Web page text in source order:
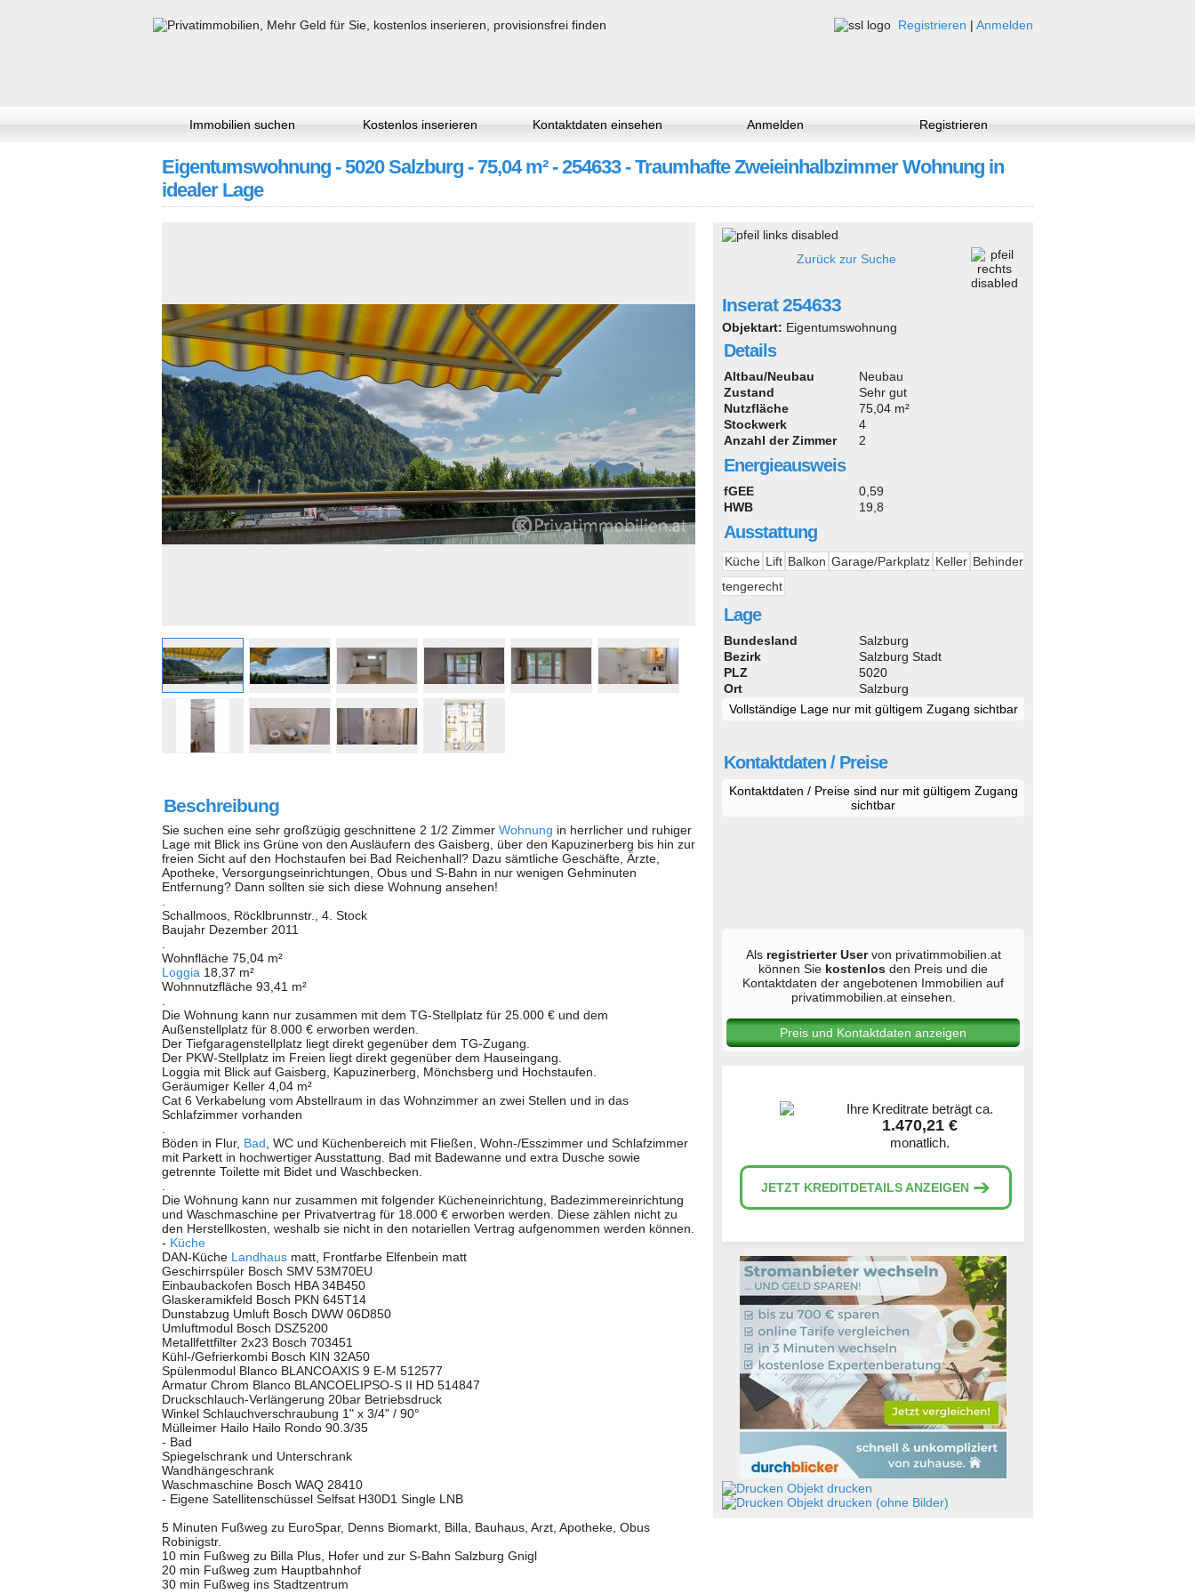
Registrieren | Anmelden
Immobilien suchen Kostenlos inserieren Kontaktdaten einsehen Anmelden Registrieren
Eigentumswohnung - 5020 Salzburg - 75,04 m² - 254633 - Traumhafte Zweieinhalbzimmer Wohnung in
idealer Lage
Beschreibung
Sie suchen eine sehr großzügig geschnittene 2 1/2 Zimmer Wohnung in herrlicher und ruhiger
Lage mit Blick ins Grüne von den Ausläufern des Gaisberg, über den Kapuzinerberg bis hin zur
freien Sicht auf den Hochstaufen bei Bad Reichenhall? Dazu sämtliche Geschäfte, Ärzte,
Apotheke, Versorgungseinrichtungen, Obus und S-Bahn in nur wenigen Gehminuten
Entfernung? Dann sollten sie sich diese Wohnung ansehen!
Schallmoos, Röcklbrunnstr., 4. Stock
Baujahr Dezember 2011
Wohnfläche 75,04 m²
Loggia 18,37 m²
Wohnnutzfläche 93,41 m²
Die Wohnung kann nur zusammen mit dem TG-Stellplatz für 25.000 € und dem
Außenstellplatz für 8.000 € erworben werden.
Der Tiefgaragenstellplatz liegt direkt gegenüber dem TG-Zugang.
Der PKW-Stellplatz im Freien liegt direkt gegenüber dem Hauseingang.
Loggia mit Blick auf Gaisberg, Kapuzinerberg, Mönchsberg und Hochstaufen.
Geräumiger Keller 4,04 m²
Cat 6 Verkabelung vom Abstellraum in das Wohnzimmer an zwei Stellen und in das
Schlafzimmer vorhanden
Böden in Flur, Bad , WC und Küchenbereich mit Fließen, Wohn-/Esszimmer und Schlafzimmer
mit Parkett in hochwertiger Ausstattung. Bad mit Badewanne und extra Dusche sowie
getrennte Toilette mit Bidet und Waschbecken.
Die Wohnung kann nur zusammen mit folgender Kücheneinrichtung, Badezimmereinrichtung
und Waschmaschine per Privatvertrag für 18.000 € erworben werden. Diese zählen nicht zu
den Herstellkosten, weshalb sie nicht in den notariellen Vertrag aufgenommen werden können.
- Küche
DAN-Küche Landhaus matt, Frontfarbe Elfenbein matt
Geschirrspüler Bosch SMV 53M70EU
Einbaubackofen Bosch HBA 34B450
Glaskeramikfeld Bosch PKN 645T14
Dunstabzug Umluft Bosch DWW 06D850
Umluftmodul Bosch DSZ5200
Metallfettfilter 2x23 Bosch 703451
Kühl-/Gefrierkombi Bosch KIN 32A50
Spülenmodul Blanco BLANCOAXIS 9 E-M 512577
Armatur Chrom Blanco BLANCOELIPSO-S II HD 514847
Druckschlauch-Verlängerung 20bar Betriebsdruck
Winkel Schlauchverschraubung 1" x 3/4" / 90°
Mülleimer Hailo Hailo Rondo 90.3/35
- Bad
Spiegelschrank und Unterschrank
Wandhängeschrank
Waschmaschine Bosch WAQ 28410
- Eigene Satellitenschüssel Selfsat H30D1 Single LNB
5 Minuten Fußweg zu EuroSpar, Denns Biomarkt, Billa, Bauhaus, Arzt, Apotheke, Obus
Robinigstr.
10 min Fußweg zu Billa Plus, Hofer und zur S-Bahn Salzburg Gnigl
20 min Fußweg zum Hauptbahnhof
30 min Fußweg ins Stadtzentrum
Zurück zur Suche
Inserat 254633
Objektart: Eigentumswohnung
Details
Altbau/Neubau
Neubau
Zustand
Sehr gut
Nutzfläche
75,04 m²
Stockwerk
4
Anzahl der Zimmer
2
Energieausweis
fGEE
0,59
HWB
19,8
Ausstattung
Küche Lift Balkon Garage/Parkplatz Keller Behinder
tengerecht
Lage
Bundesland
Salzburg
Bezirk
Salzburg Stadt
PLZ
5020
Ort
Salzburg
Vollständige Lage nur mit gültigem Zugang sichtbar
Kontaktdaten / Preise
Kontaktdaten / Preise sind nur mit gültigem Zugang
sichtbar
Als registrierter Uservon privatimmobilien.at
können Sie kostenlos den Preis und die
Kontaktdaten der angebotenen Immobilien auf
privatimmobilien.at einsehen.
Preis und Kontaktdaten anzeigen
Ihre Kreditrate beträgt ca.
1.470,21 €
monatlich.
JETZT KREDITDETAILS ANZEIGEN ➔
Objekt drucken
Objekt drucken (ohne Bilder)